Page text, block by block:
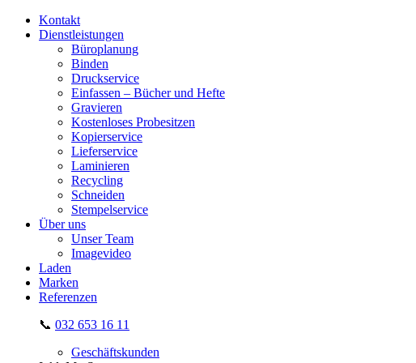
Kontakt
Dienstleistungen
Büroplanung
Binden
Druckservice
Einfassen – Bücher und Hefte
Gravieren
Kostenloses Probesitzen
Kopierservice
Lieferservice
Laminieren
Recycling
Schneiden
Stempelservice
Über uns
Unser Team
Imagevideo
Laden
Marken
Referenzen
📞 032 653 16 11
Geschäftskunden